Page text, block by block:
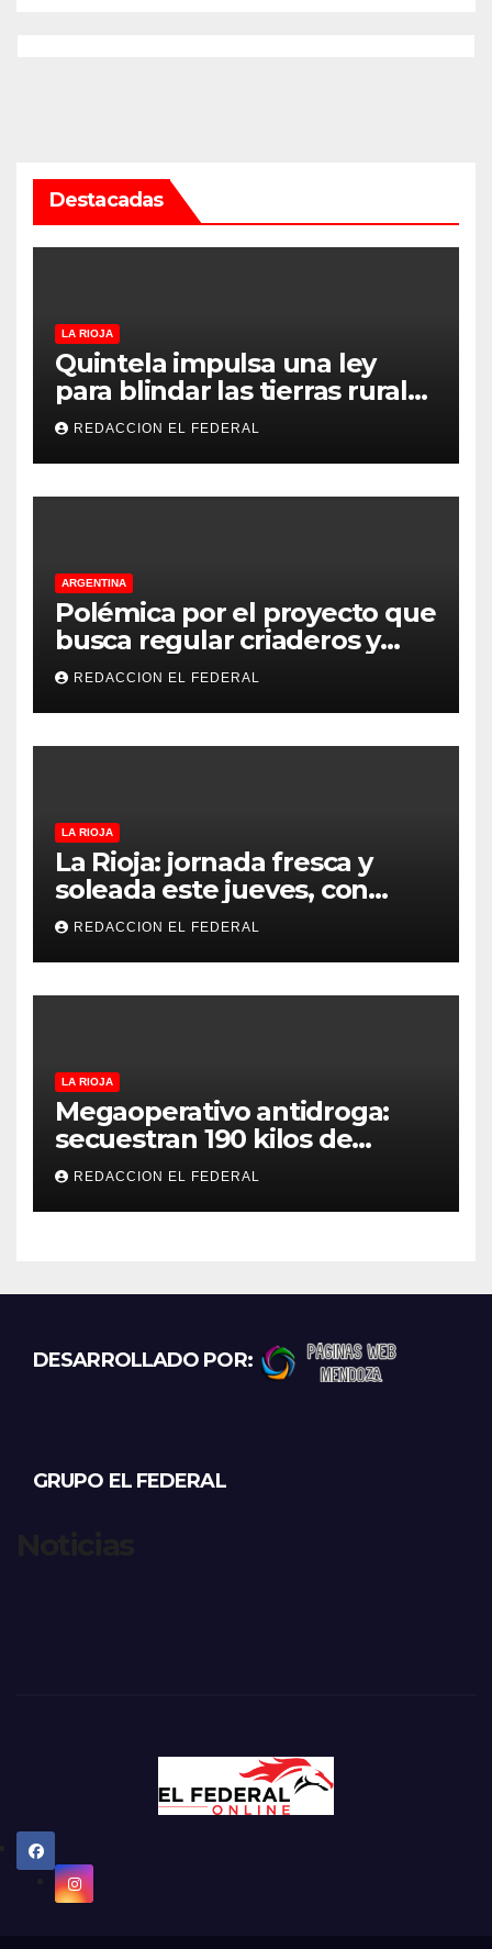
Destacadas
LA RIOJA
Quintela impulsa una ley
para blindar las tierras rurales
de La Rioja: cuáles son los
principales puntos
REDACCION EL FEDERAL
ARGENTINA
Polémica por el proyecto que
busca regular criaderos y
refugios de perros y gatos:
denuncian excesos, mientras
proteccionistas reclaman
controles más duros
REDACCION EL FEDERAL
LA RIOJA
La Rioja: jornada fresca y
soleada este jueves, con
temperaturas estables para
el viernes
REDACCION EL FEDERAL
LA RIOJA
Megaoperativo antidroga:
secuestran 190 kilos de
marihuana que tenían como
destino La Rioja y Catamarca
REDACCION EL FEDERAL
DESARROLLADO POR:
GRUPO EL FEDERAL